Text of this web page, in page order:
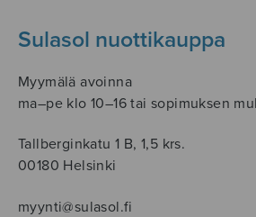
Sulasol nuottikauppa
Myymälä avoinna
ma–pe klo 10–16 tai sopimuksen
Tallberginkatu 1 B, 1,5 krs.
00180 Helsinki
myynti@sulasol.fi